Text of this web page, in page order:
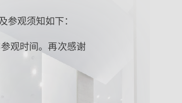
参观须知如下：
观时间。再次感谢